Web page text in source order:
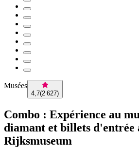
Musées
4,7(2 627)
Combo : Expérience au
diamant et billets d'entrée
Rijksmuseum